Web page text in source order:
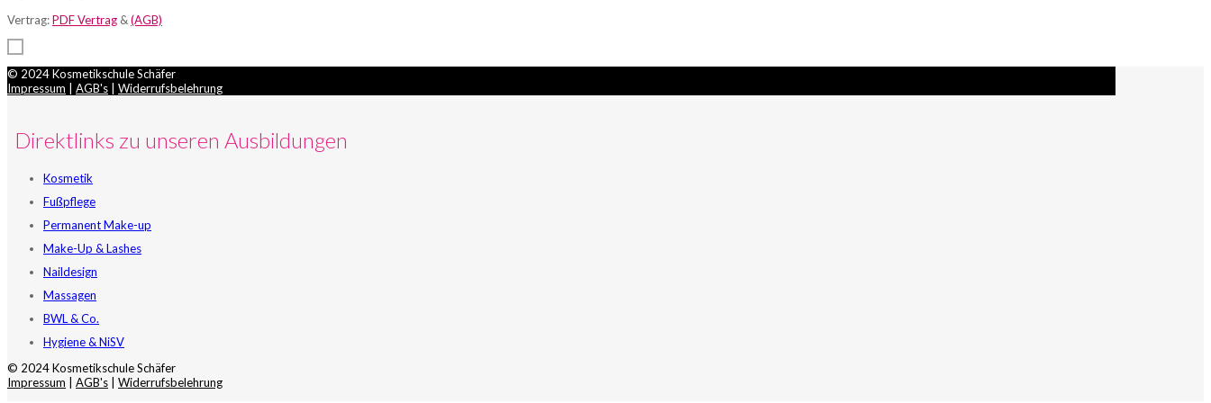
Vertrag:PDF Vertrag &(AGB)
© 2024 Kosmetikschule Schäfer
Impressum
AGB's Widerrufsbelehrung
Direktlinks zu unseren Ausbildungen
Kosmetik
Fußpflege
Permanent Make-up
Make-Up & Lashes
Naildesign
Massagen
BWL & Co.
Hygiene & NiSV
© 2024 Kosmetikschule Schäfer
Impressum
AGB's Widerrufsbelehrung